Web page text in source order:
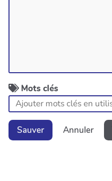
Mots clés
Sauver Annuler